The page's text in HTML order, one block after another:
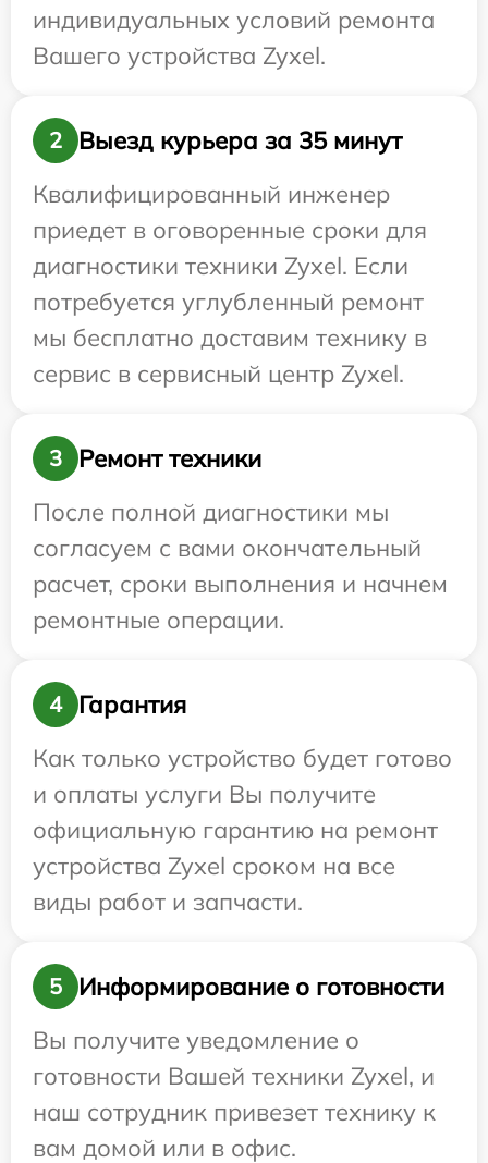
индивидуальных условий ремонта
Вашего устройства Zyxel.
2
Выезд курьера за 35 минут
Квалифицированный инженер
приедет в оговоренные сроки для
диагностики техники Zyxel. Если
потребуется углубленный ремонт
мы бесплатно доставим технику в
сервис в сервисный центр Zyxel.
3
Ремонт техники
После полной диагностики мы
согласуем с вами окончательный
расчет, сроки выполнения и начнем
ремонтные операции.
4
Гарантия
Как только устройство будет готово
и оплаты услуги Вы получите
официальную гарантию на ремонт
устройства Zyxel сроком на все
виды работ и запчасти.
5
Информирование о готовности
Вы получите уведомление о
готовности Вашей техники Zyxel, и
наш сотрудник привезет технику к
вам домой или в офис.